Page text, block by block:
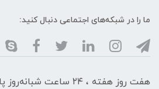
ما را در شبکه‌های اجتماعی دنبال کنید:
هفت روز هفته ، ۲۴ ساعت